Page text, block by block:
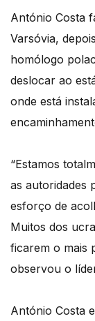
António Costa
Varsóvia,
homólogo
deslocar ao
onde está
“Estamos
as autoridades
esforço de
Muitos dos
ficarem o mais
observou o
António Costa